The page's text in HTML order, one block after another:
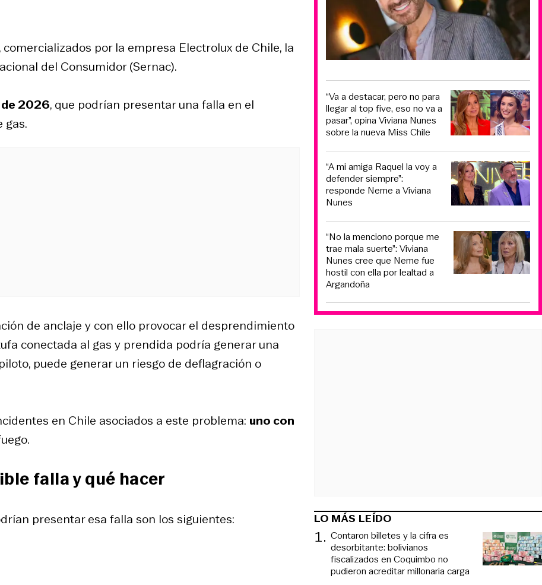
, comercializados por la empresa Electrolux de Chile, la
del Consumidor (Sernac).
2026, que podrían presentar una falla en el
gas.
de anclaje y con ello provocar el desprendimiento
conectada al gas y prendida podría generar una
puede generar un riesgo de deflagración o
en Chile asociados a este problema: uno con
falla y qué hacer
presentar esa falla son los siguientes:
“Va a destacar, pero no para
llegar al top five, eso no va a
pasar”, opina Viviana Nunes
sobre la nueva Miss Chile
“A mi amiga Raquel la voy a
defender siempre”:
responde Neme a Viviana
Nunes
“No la menciono porque me
trae mala suerte”: Viviana
Nunes cree que Neme fue
hostil con ella por lealtad a
Argandoña
LO MÁS LEÍDO
1. Contaron billetes y la cifra es
desorbitante: bolivianos
fiscalizados en Coquimbo no
pudieron acreditar millonaria carga